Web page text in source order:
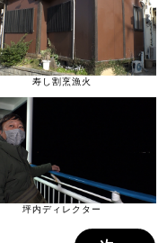
寿し割烹漁火
坪内ディレクター